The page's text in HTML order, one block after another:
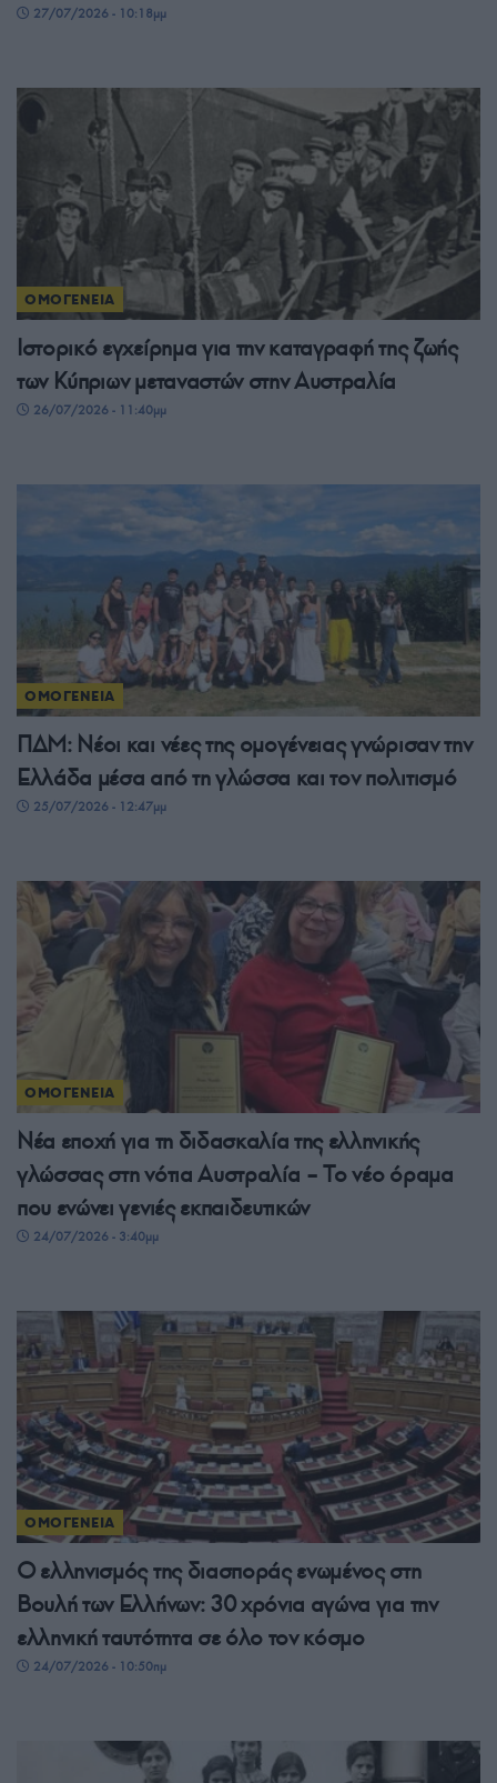
27/07/2026 - 10:18μμ
ΟΜΟΓΕΝΕΙΑ
Ιστορικό εγχείρημα για την καταγραφή της ζωής
των Κύπριων μεταναστών στην Αυστραλία
26/07/2026 - 11:40μμ
ΟΜΟΓΕΝΕΙΑ
ΠΔΜ: Νέοι και νέες της ομογένειας γνώρισαν την
Ελλάδα μέσα από τη γλώσσα και τον πολιτισμό
25/07/2026 - 12:47μμ
ΟΜΟΓΕΝΕΙΑ
Νέα εποχή για τη διδασκαλία της ελληνικής
γλώσσας στη νότια Αυστραλία – Το νέο όραμα
που ενώνει γενιές εκπαιδευτικών
24/07/2026 - 3:40μμ
ΟΜΟΓΕΝΕΙΑ
Ο ελληνισμός της διασποράς ενωμένος στη
Βουλή των Ελλήνων: 30 χρόνια αγώνα για την
ελληνική ταυτότητα σε όλο τον κόσμο
24/07/2026 - 10:50πμ